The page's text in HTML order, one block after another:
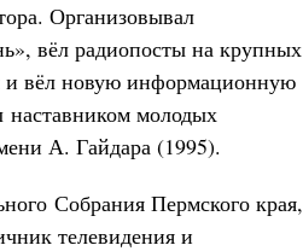
Организовывал
вёл радиопосты на крупных
и вёл новую информационную
молодых
А. Гайдара (1995).
Собрания Пермского края,
телевидения и